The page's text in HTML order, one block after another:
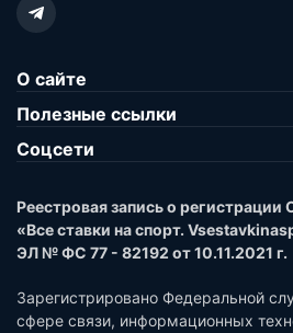
О сайте
Полезные ссылки
Соцсети
Реестровая запись о
«Все ставки на спорт.
ЭЛ № ФС 77 - 82192 от 10.11.2021 г.
Зарегистрировано Федеральной
сфере связи, информационных